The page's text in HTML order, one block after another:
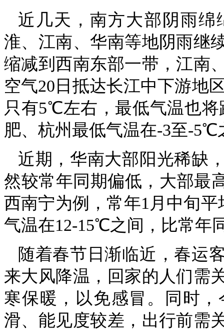
近几天，南方大部阴雨
淮、江南、华南等地阴雨继
缩减到西南东部一带，江南
空气20日抵达长江中下游地
只有5℃左右，最低气温也
肥、杭州最低气温在-3至-5℃
近期，华南大部阳光稀缺
然较常年同期偏低，大部最
西南宁为例，常年1月中旬
气温在12-15℃之间，比常年
随着春节日渐临近，春运
来大风降温，回家的人们需
寒保暖，以免感冒。同时
滑、能见度较差，出行前需